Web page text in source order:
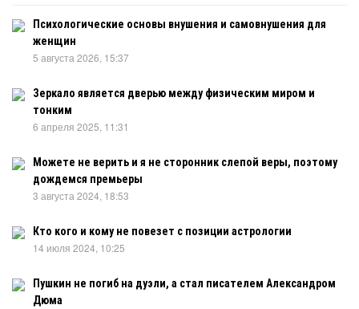
Психологические основы внушения и самовнушения для
женщин
5 августа 2026, 15:37
Зеркало является дверью между физическим миром и
тонким
6 апреля 2025, 11:31
Можете не верить и я не сторонник слепой веры, поэтому
дождемся премьеры
3 августа 2024, 18:53
Кто кого и кому не повезет с позиции астрологии
14 июля 2024, 10:25
Пушкин не погиб на дуэли, а стал писателем Александром
Дюма